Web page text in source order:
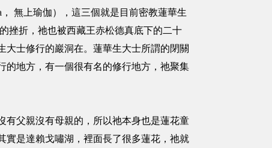
無上瑜伽），這三個就是目前密教蓮華生
折，祂也被西藏王赤松德真底下的二十
士修行的巖洞在。蓮華生大士所謂的閉關
的地方，有一個很有名的修行地方，祂聚集
有父親沒有母親的，所以祂本身也是蓮花童
實是達賴戈嘯湖，裡面長了很多蓮花，祂就